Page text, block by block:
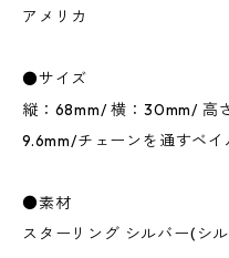
アメリカ
●サイズ
縦：68mm/ 横：30mm/ 高
9.6mm/チェーンを通すベイ
●素材
スターリング シルバー(シ